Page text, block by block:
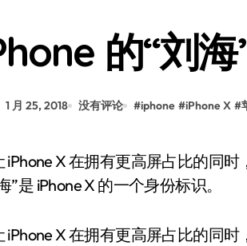
荣耀Magic8 RSR大揭秘！新功能、超值
的“刘
1 月 25, 2018 没有评论 #iphone #iPhone X #
”是 iPhone X 的一个身份标识。
iPhone X 在拥有更高屏占比的同